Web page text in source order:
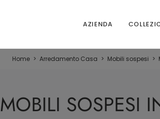
AZIENDA
Home > Arredamento Casa > Mobili sospesi >
MOBILI SOSPESI